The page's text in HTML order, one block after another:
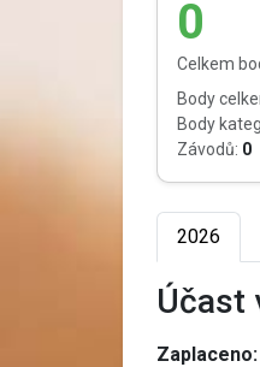
0
Celkem
Body
Body
Závodů: 0
2026
Účast
Zaplaceno: